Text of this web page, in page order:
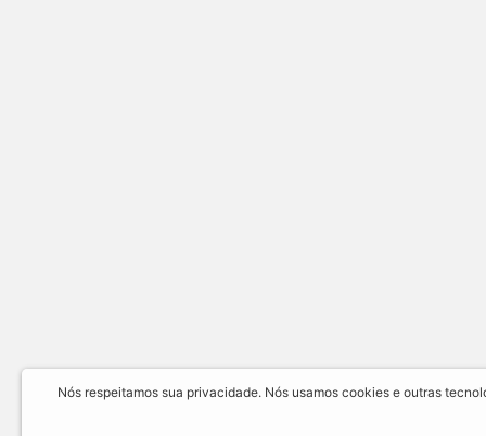
Nós respeitamos sua privacidade. Nós usamos cookies e outras